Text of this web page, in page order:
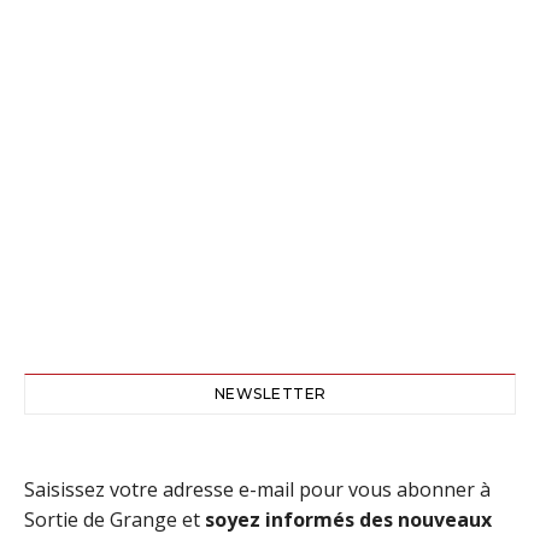
NEWSLETTER